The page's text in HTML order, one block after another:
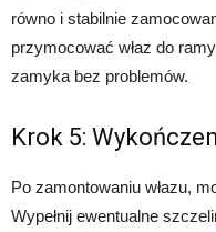
równo i stabilnie
przymocować właz do
zamyka bez problemów.
Krok 5:
Po zamontowaniu włazu,
Wypełnij ewentualne